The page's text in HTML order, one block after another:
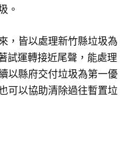
。
，皆以處理新竹縣垃圾為
試運轉接近尾聲，能處理
以縣府交付垃圾為第一優
可以協助清除過往暫置垃